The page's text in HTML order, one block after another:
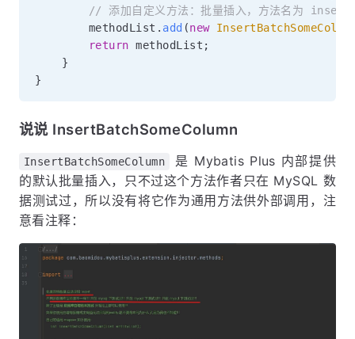
// 添加自定义方法：批量插入，方法名为
        methodList
. add (new
return methodList ;
}
}
说说 InsertBatchSomeColumn
InsertBatchSomeColumn
是 Mybatis Plus 内部提供
的默认批量插入，只不过这个方法作者只在 MySQL 数
据测试过，所以没有将它作为通用方法供外部调用，注
意看注释：